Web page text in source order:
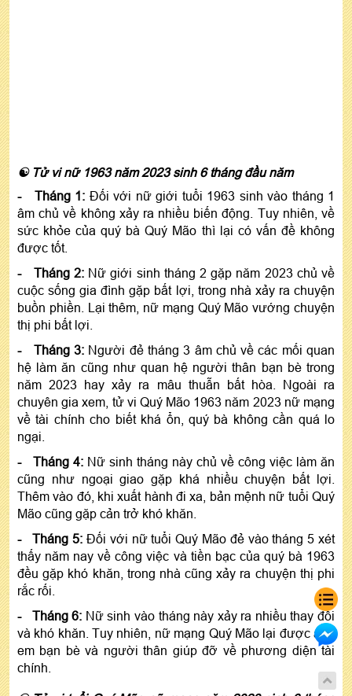
☯ Tử vi nữ 1963 năm 2023 sinh 6 tháng đầu năm
- Tháng 1: Đối với nữ giới tuổi 1963 sinh vào tháng 1
âm chủ về không xảy ra nhiều biến động. Tuy nhiên, về
sức khỏe của quý bà Quý Mão thì lại có vấn đề không
được tốt.
- Tháng 2:Nữ giới sinh tháng 2 gặp năm 2023 chủ về
cuộc sống gia đình gặp bất lợi, trong nhà xảy ra chuyện
buồn phiền. Lại thêm, nữ mạng Quý Mão vướng chuyện
thị phi bất lợi.
- Tháng 3: Người đẻ tháng 3 âm chủ về các mối quan
hệ làm ăn cũng như quan hệ người thân bạn bè trong
năm 2023 hay xảy ra mâu thuẫn bất hòa. Ngoài ra
chuyên gia xem, tử vi Quý Mão 1963 năm 2023 nữ mạng
về tài chính cho biết khá ổn, quý bà không cần quá lo
ngại.
- Tháng 4: Nữ sinh tháng này chủ về công việc làm ăn
cũng như ngoại giao gặp khá nhiều chuyện bất lợi.
Thêm vào đó, khi xuất hành đi xa, bản mệnh nữ tuổi Quý
Mão cũng gặp cản trở khó khăn.
- Tháng 5: Đối với nữ tuổi Quý Mão đẻ vào tháng 5 xét
thấy năm nay về công việc và tiền bạc của quý bà 1963
đều gặp khó khăn, trong nhà cũng xảy ra chuyện thị phi
rắc rối.
- Tháng 6: Nữ sinh vào tháng này xảy ra nhiều thay đổi
và khó khăn. Tuy nhiên, nữ mạng Quý Mão lại được anh
em bạn bè và người thân giúp đỡ về phương diện tài
chính.